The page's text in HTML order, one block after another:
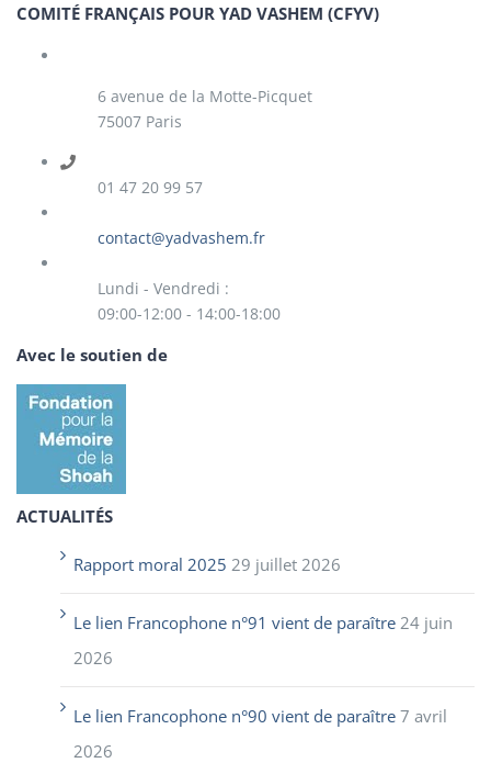
COMITÉ FRANÇAIS POUR YAD VASHEM (CFYV)
6 avenue de la Motte-Picquet
75007 Paris
01 47 20 99 57
contact@yadvashem.fr
Lundi - Vendredi :
09:00-12:00 - 14:00-18:00
Avec le soutien de
ACTUALITÉS
Rapport moral 2025 29 juillet 2026
Le lien Francophone n°91 vient de paraître 24 juin
2026
Le lien Francophone n°90 vient de paraître 7 avril
2026